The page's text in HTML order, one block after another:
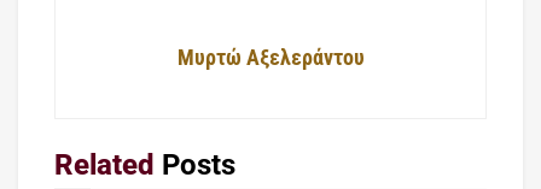
Μυρτώ Αξελεράντου
Related Posts